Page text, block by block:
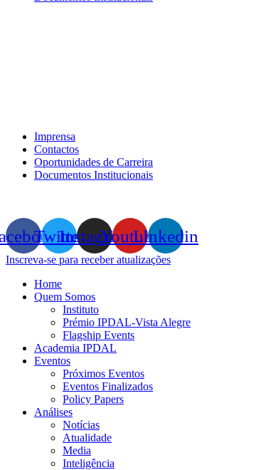
Imprensa
Contactos
Oportunidades de Carreira
Documentos Institucionais
TwitterInstagramYoutubeLinkedin
Inscreva-se para receber atualizações
Home
Quem Somos
Instituto
Prémio IPDAL-Vista Alegre
Flagship Events
Academia IPDAL
Eventos
Próximos Eventos
Eventos Finalizados
Policy Papers
Análises
Notícias
Atualidade
Media
Inteligência